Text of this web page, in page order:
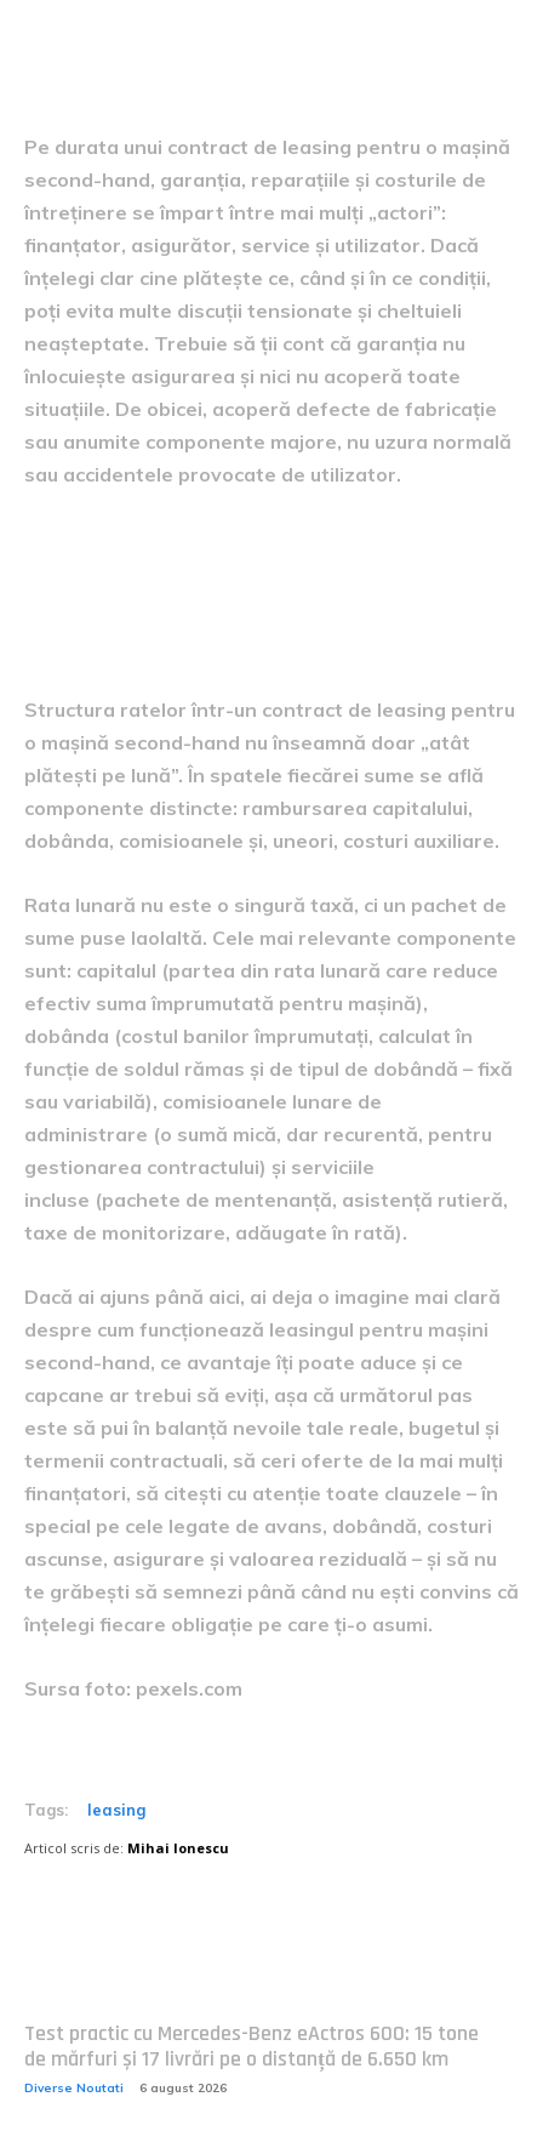
Pe durata unui contract de leasing pentru o mașină
second-hand, garanția, reparațiile și costurile de
întreținere se împart între mai mulți „actori”:
finanțator, asigurător, service și utilizator. Dacă
înțelegi clar cine plătește ce, când și în ce condiții,
poți evita multe discuții tensionate și cheltuieli
neașteptate. Trebuie să ții cont că garanția nu
înlocuiește asigurarea și nici nu acoperă toate
situațiile. De obicei, acoperă defecte de fabricație
sau anumite componente majore, nu uzura normală
sau accidentele provocate de utilizator.
Structura ratelor într-un contract de leasing pentru
o mașină second-hand nu înseamnă doar „atât
plătești pe lună”. În spatele fiecărei sume se află
componente distincte: rambursarea capitalului,
dobânda, comisioanele și, uneori, costuri auxiliare.
Rata lunară nu este o singură taxă, ci un pachet de
sume puse laolaltă. Cele mai relevante componente
sunt: capitalul (partea din rata lunară care reduce
efectiv suma împrumutată pentru mașină),
dobânda (costul banilor împrumutați, calculat în
funcție de soldul rămas și de tipul de dobândă – fixă
sau variabilă), comisioanele lunare de
administrare (o sumă mică, dar recurentă, pentru
gestionarea contractului) și serviciile
incluse (pachete de mentenanță, asistență rutieră,
taxe de monitorizare, adăugate în rată).
Dacă ai ajuns până aici, ai deja o imagine mai clară
despre cum funcționează leasingul pentru mașini
second-hand, ce avantaje îți poate aduce și ce
capcane ar trebui să eviți, așa că următorul pas
este să pui în balanță nevoile tale reale, bugetul și
termenii contractuali, să ceri oferte de la mai mulți
finanțatori, să citești cu atenție toate clauzele – în
special pe cele legate de avans, dobândă, costuri
ascunse, asigurare și valoarea reziduală – și să nu
te grăbești să semnezi până când nu ești convins că
înțelegi fiecare obligație pe care ți-o asumi.
Sursa foto: pexels.com
Tags: leasing
Articol scris de: Mihai Ionescu
Test practic cu Mercedes-Benz eActros 600: 15 tone
de mărfuri și 17 livrări pe o distanță de 6.650 km
Diverse Noutati 6 august 2026